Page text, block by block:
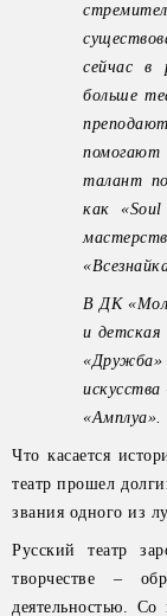
сейчас в
больше
талант
как
В ДК
и детская
«Амплуа».
Что касается
театр прошел
звания одного из
Русский театр
творчестве –
деятельностью. Со